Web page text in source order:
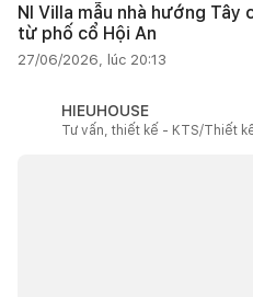
NI Villa mẫu nhà hướng Tây
từ phố cổ Hội An
27/06/2026, lúc 20:13
HIEUHOUSE
Tư vấn, thiết kế - KTS/Thiết